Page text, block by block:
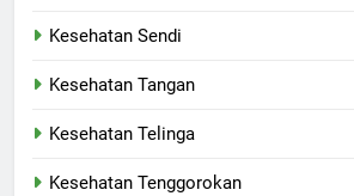
Kesehatan Sendi
Kesehatan Tangan
Kesehatan Telinga
Kesehatan Tenggorokan